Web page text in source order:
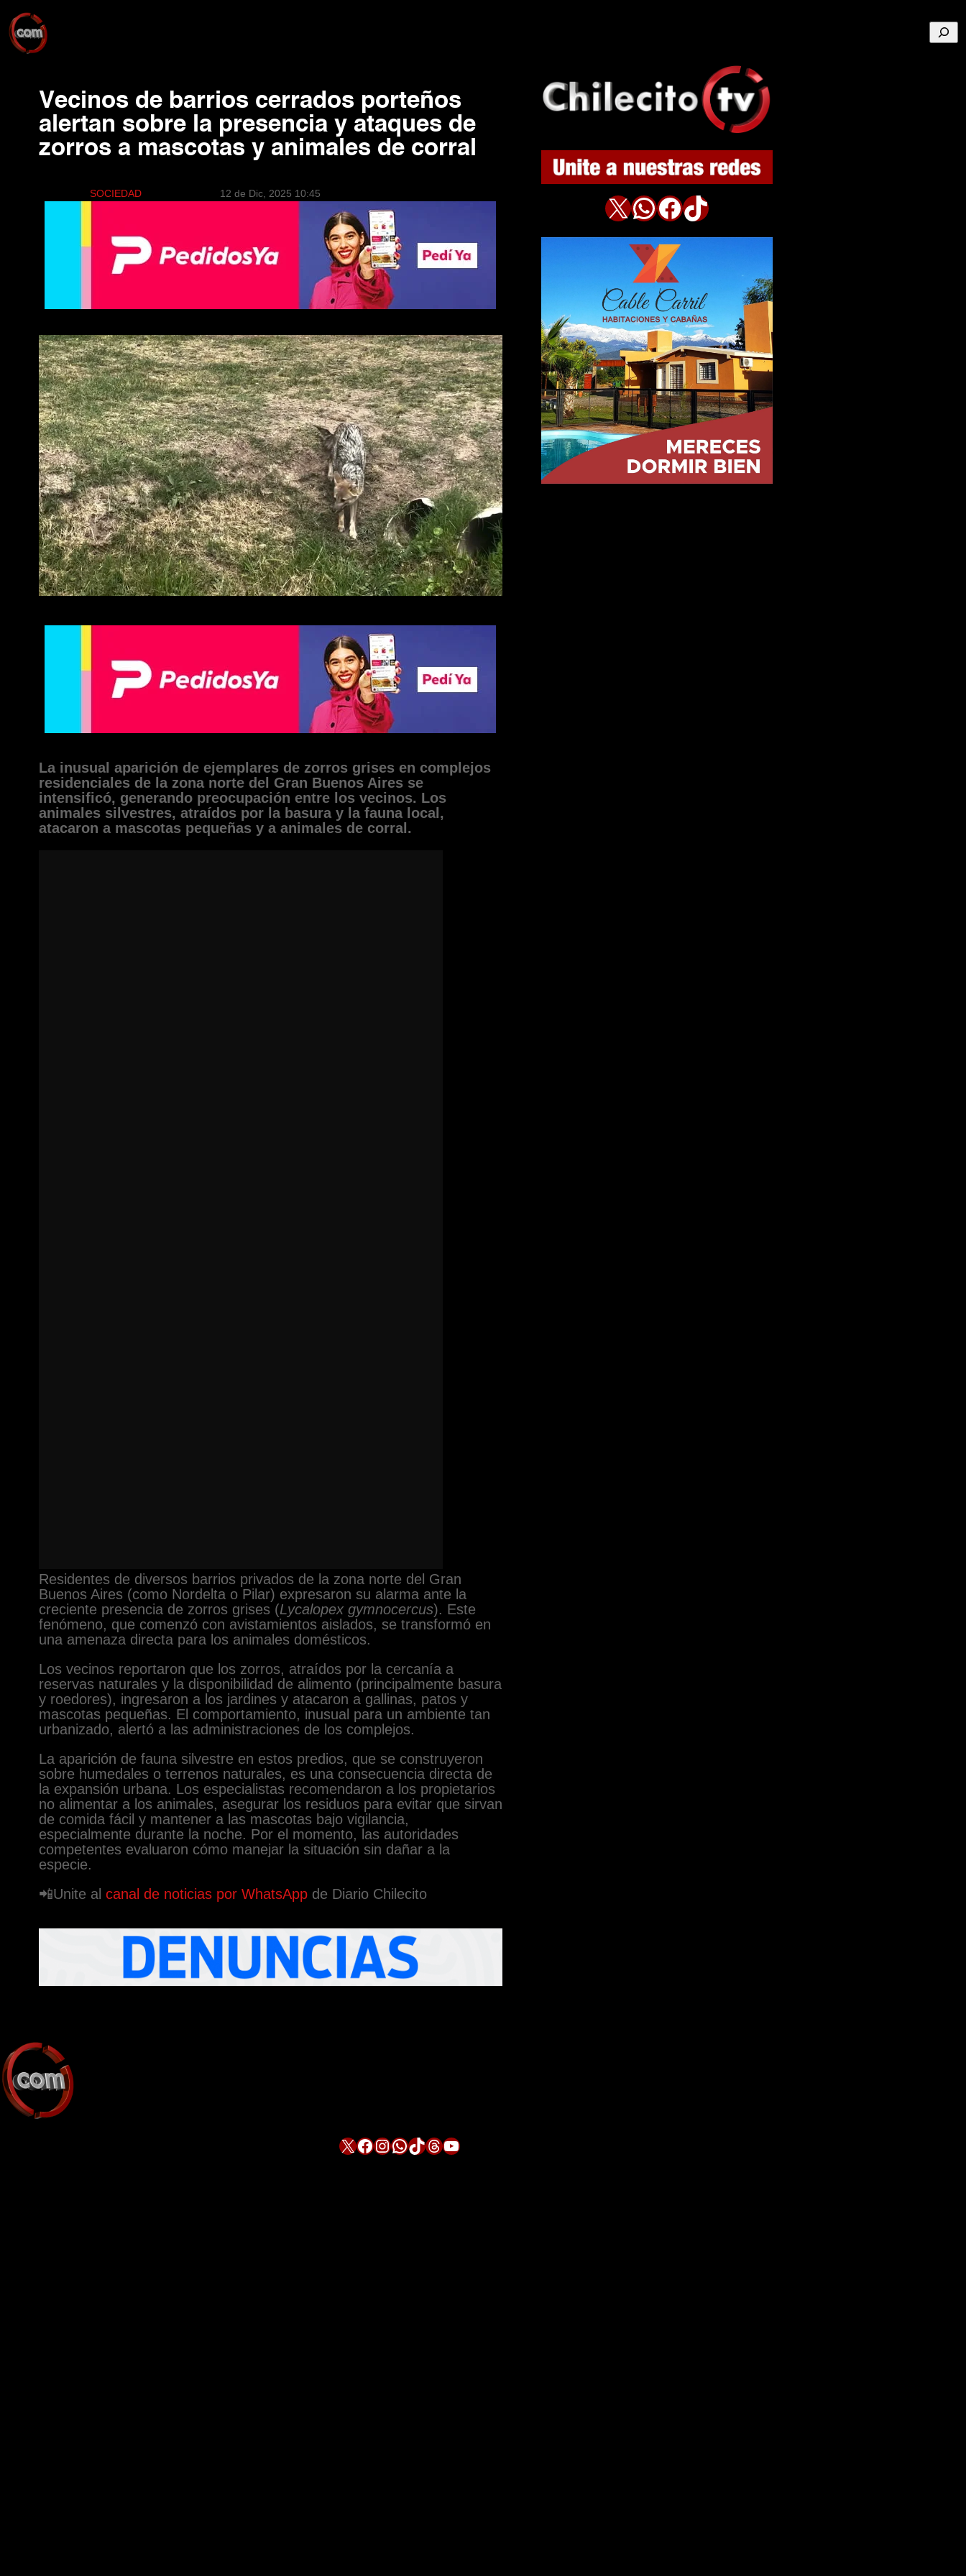
Buscar
Vecinos de barrios cerrados porteños
alertan sobre la presencia y ataques de
zorros a mascotas y animales de corral
SOCIEDAD 12 de Dic, 2025 10:45
La inusual aparición de ejemplares de zorros grises en complejos
residenciales de la zona norte del Gran Buenos Aires se
intensificó, generando preocupación entre los vecinos. Los
animales silvestres, atraídos por la basura y la fauna local,
atacaron a mascotas pequeñas y a animales de corral.
Residentes de diversos barrios privados de la zona norte del Gran
Buenos Aires (como Nordelta o Pilar) expresaron su alarma ante la
creciente presencia de zorros grises (Lycalopex gymnocercus). Este
fenómeno, que comenzó con avistamientos aislados, se transformó en
una amenaza directa para los animales domésticos.
Los vecinos reportaron que los zorros, atraídos por la cercanía a
reservas naturales y la disponibilidad de alimento (principalmente basura
y roedores), ingresaron a los jardines y atacaron a gallinas, patos y
mascotas pequeñas. El comportamiento, inusual para un ambiente tan
urbanizado, alertó a las administraciones de los complejos.
La aparición de fauna silvestre en estos predios, que se construyeron
sobre humedales o terrenos naturales, es una consecuencia directa de
la expansión urbana. Los especialistas recomendaron a los propietarios
no alimentar a los animales, asegurar los residuos para evitar que sirvan
de comida fácil y mantener a las mascotas bajo vigilancia,
especialmente durante la noche. Por el momento, las autoridades
competentes evaluaron cómo manejar la situación sin dañar a la
especie.
📲Unite al canal de noticias por WhatsApp de Diario Chilecito
X WhatsApp Facebook TikTok
X Facebook InstagramWhatsApp TikTok Threads YouTube